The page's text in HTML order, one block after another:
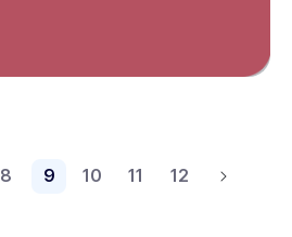
8 9 10 11 12